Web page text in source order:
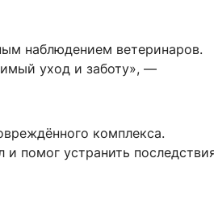
наблюдением ветеринаров.
уход и заботу», —
комплекса.
помог устранить